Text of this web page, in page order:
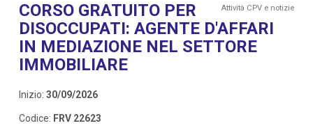
Attività CPV e notizie
CORSO GRATUITO PER
DISOCCUPATI: AGENTE D'AFFARI
IN MEDIAZIONE NEL SETTORE
IMMOBILIARE
Inizio: 30/09/2026
Codice: FRV 22623